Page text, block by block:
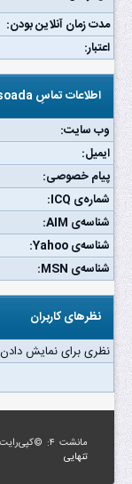
مدت زمان آنلاین بودن:
اعتبار:
اطلاعات تماسِ soada
وب‌ سایت:
ایمیل:
پیام خصوصی:
شماره‌ی ICQ:
شناسه‌ی AIM:
شناسه‌ی Yahoo:
شناسه‌ی MSN:
نظرهای کاربران
نظری برای نمایش
مانشت ۴: ©کپی‌رایت سال ۱۳۹۵. همه حقوق برای
تنهایی